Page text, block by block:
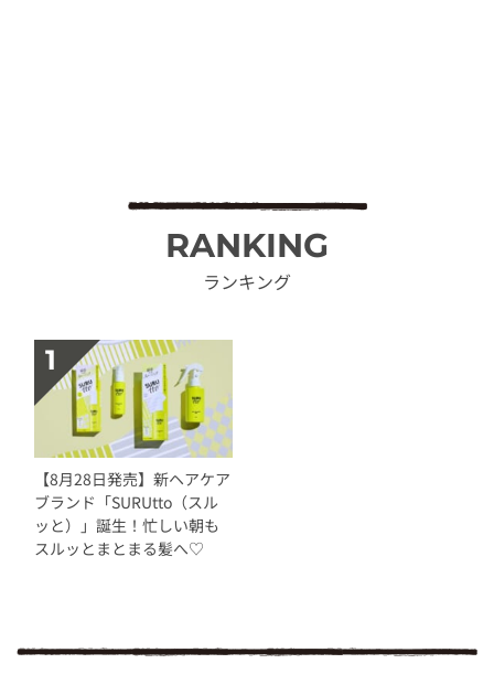
RANKING
ランキング
【8月28日発売】新ヘアケア
ブランド「SURUtto（スル
ッと）」誕生！忙しい朝も
スルッとまとまる髪へ♡